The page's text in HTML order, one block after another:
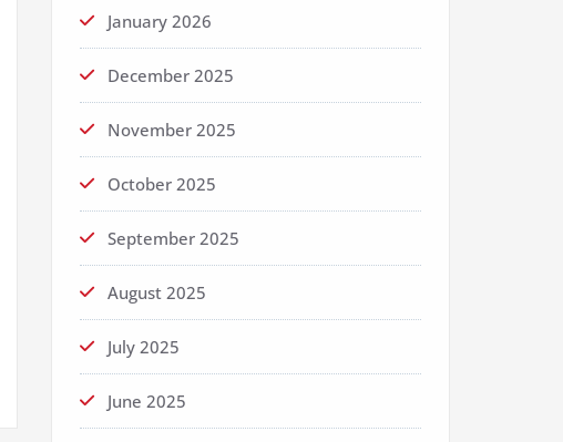
January 2026
December 2025
November 2025
October 2025
September 2025
August 2025
July 2025
June 2025